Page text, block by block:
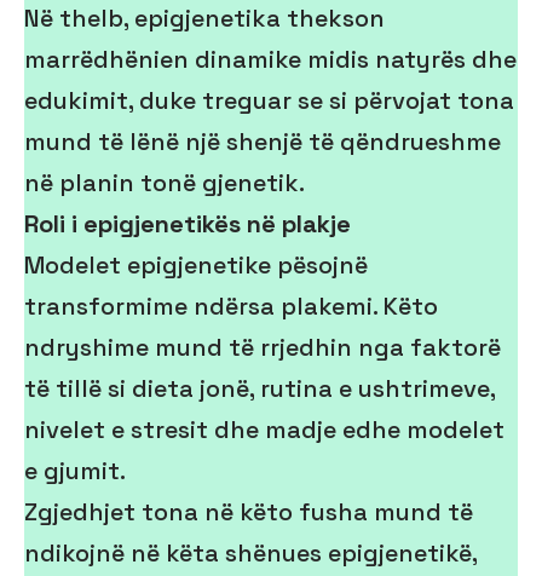
Në thelb, epigjenetika thekson
marrëdhënien dinamike midis natyrës dhe
edukimit, duke treguar se si përvojat tona
mund të lënë një shenjë të qëndrueshme
në planin tonë gjenetik.
Roli i epigjenetikës në plakje
Modelet epigjenetike pësojnë
transformime ndërsa plakemi. Këto
ndryshime mund të rrjedhin nga faktorë
të tillë si dieta jonë, rutina e ushtrimeve,
nivelet e stresit dhe madje edhe modelet
e gjumit.
Zgjedhjet tona në këto fusha mund të
ndikojnë në këta shënues epigjenetikë,